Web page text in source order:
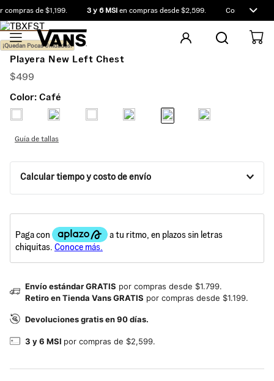
de $1,199. 3 y 6 MSIen compras desde $2,599. Compra antes
¡Quedan Pocas Unidades!
Playera New Left Chest
$499
Color:Café
Guía de tallas
Calcular tiempo y costo de envío
Envío estándar GRATIS por compras desde $1.799.
Retiro en Tienda Vans GRATIS por compras desde $1.199.
Devoluciones gratis en 90 días.
3 y 6 MSI por compras de $2,599.